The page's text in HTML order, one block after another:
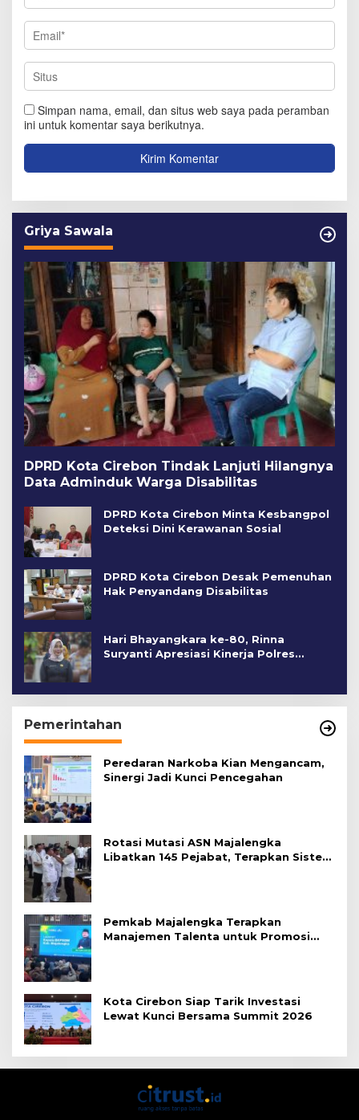
Simpan nama, email, dan situs web saya pada peramban
ini untuk komentar saya berikutnya.
Griya Sawala
DPRD Kota Cirebon Tindak Lanjuti Hilangnya
Data Adminduk Warga Disabilitas
DPRD Kota Cirebon Minta Kesbangpol
Deteksi Dini Kerawanan Sosial
DPRD Kota Cirebon Desak Pemenuhan
Hak Penyandang Disabilitas
Hari Bhayangkara ke-80, Rinna
Suryanti Apresiasi Kinerja Polres
Pemerintahan
Peredaran Narkoba Kian Mengancam,
Sinergi Jadi Kunci Pencegahan
Rotasi Mutasi ASN Majalengka
Libatkan 145 Pejabat, Terapkan Sistem
Pemkab Majalengka Terapkan
Manajemen Talenta untuk Promosi
Kota Cirebon Siap Tarik Investasi
Lewat Kunci Bersama Summit 2026